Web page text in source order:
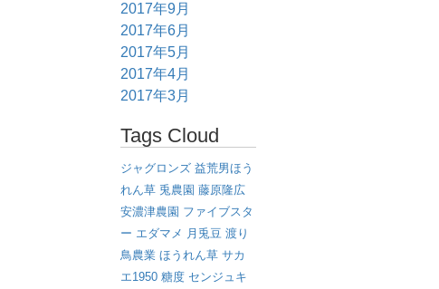
2017年9月
2017年6月
2017年5月
2017年4月
2017年3月
Tags Cloud
ジャグロンズ 益荒男ほう
れん草 兎農園 藤原隆広
安濃津農園 ファイブスタ
ー エダマメ 月兎豆 渡り
鳥農業 ほうれん草 サカ
エ1950 糖度 センジュキ